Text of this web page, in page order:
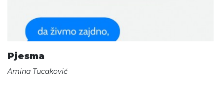
Pjesma
Amina Tucaković